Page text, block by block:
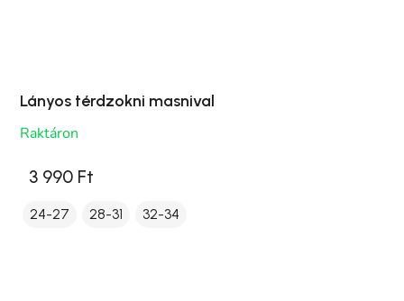
Lányos térdzokni masnival
Raktáron
3 990 Ft
24-27 28-31 32-34